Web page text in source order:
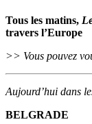
Tous les matins,
travers l’Europe
>> Vous pouvez
Aujourd’hui dans
BELGRADE